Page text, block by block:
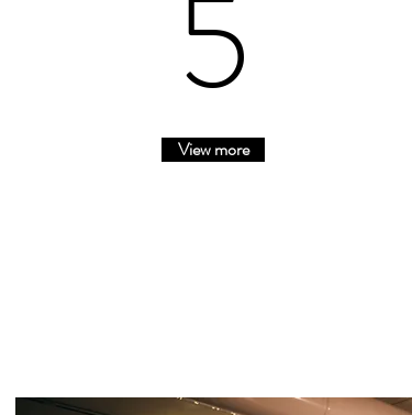
5
View more